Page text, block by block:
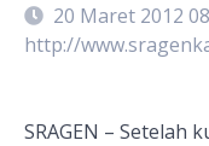
20 Maret 2012
http://
SRAGEN – Setelah